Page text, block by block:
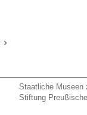
Staatliche
Stiftung